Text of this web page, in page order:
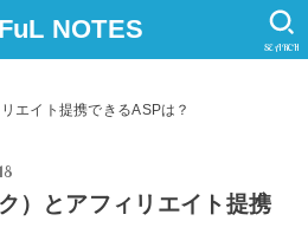
NOTES
SEARCH
エイト提携できるASPは？
）とアフィリエイト提携